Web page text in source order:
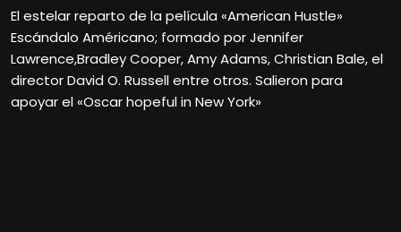
El estelar reparto de la película «American Hustle»
Escándalo Américano; formado por Jennifer
Lawrence,Bradley Cooper, Amy Adams, Christian Bale, el
director David O. Russell entre otros. Salieron para
apoyar el «Oscar hopeful in New York»